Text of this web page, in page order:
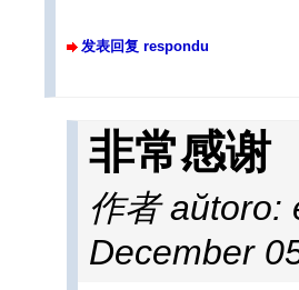
发表回复 respondu
非常感谢
作者 aŭtoro:
December